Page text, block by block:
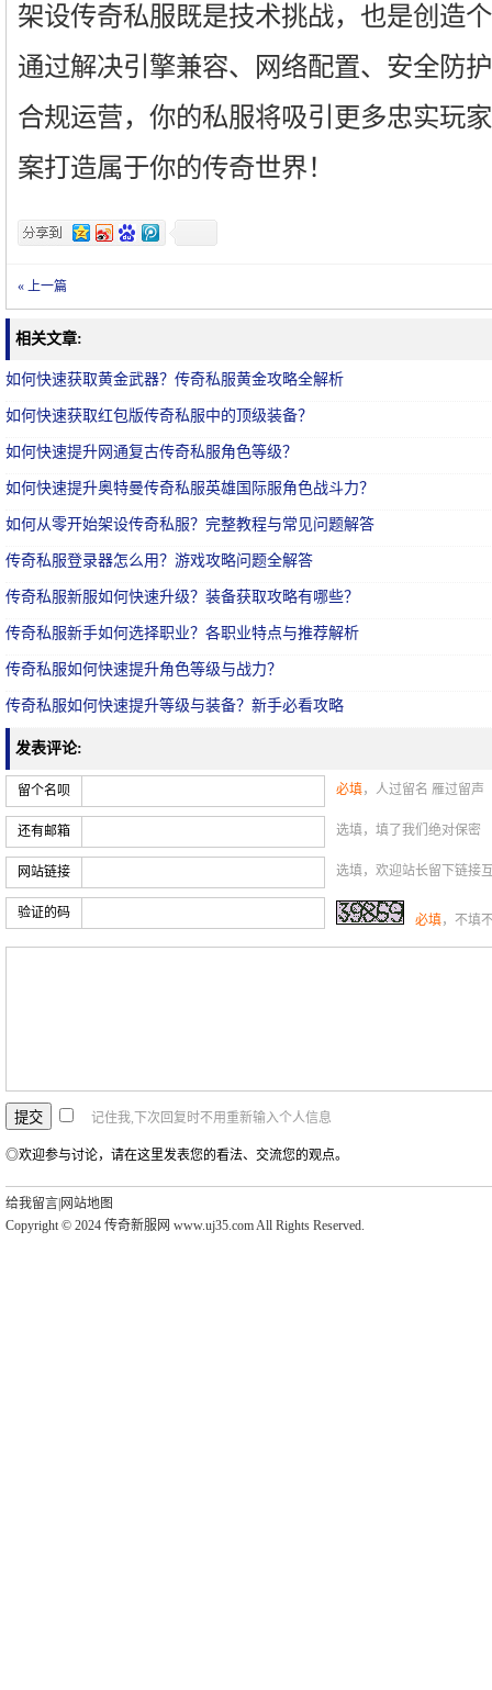
架设传奇私服既是技术挑战，也是创造
通过解决引擎兼容、网络配置、安全防
合规运营，你的私服将吸引更多忠实玩
案打造属于你的传奇世界！
« 上一篇
相关文章:
如何快速获取黄金武器？传奇私服黄金攻略全解析
如何快速获取红包版传奇私服中的顶级装备？
如何快速提升网通复古传奇私服角色等级？
如何快速提升奥特曼传奇私服英雄国际服角色战斗力？
如何从零开始架设传奇私服？完整教程与常见问题解答
传奇私服登录器怎么用？游戏攻略问题全解答
传奇私服新服如何快速升级？装备获取攻略有哪些？
传奇私服新手如何选择职业？各职业特点与推荐解析
传奇私服如何快速提升角色等级与战力？
传奇私服如何快速提升等级与装备？新手必看攻略
发表评论:
留个名呗 必填，人过留名 雁过留声
还有邮箱 选填，填了我们绝对保密
网站链接 选填，欢迎站长留下链接
验证的码 必填，不填
记住我,下次回复时不用重新输入个人信息
◎欢迎参与讨论，请在这里发表您的看法、交流您的观点。
给我留言 网站地图
Copyright © 2024 传奇新服网 www.uj35.com All Rights Reserved.